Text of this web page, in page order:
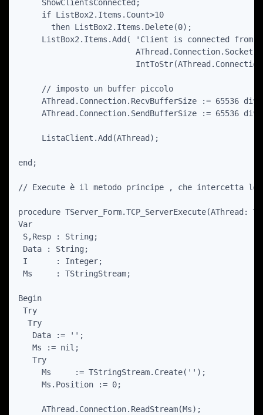
     ShowClientsConnected;
     if ListBox2.Items.Count>10
       then ListBox2.Items.Delete(0);
ListBox2.Items.Add( 'Client is connected from
     // imposto un buffer piccolo
AThread.Connection.RecvBufferSize := 65536 div
AThread.Connection.SendBufferSize := 65536 div
     ListaClient.Add(AThread);
end;
// Execute è il metodo principe , che intercetta le
procedure TServer_Form.TCP_ServerExecute(AThread:
Var
S,Resp : String;
Data : String;
I      : Integer;
Ms     : TStringStream;
Begin
Try
  Try
   Data := '';
   Ms := nil;
   Try
     Ms     := TStringStream.Create('');
     Ms.Position := 0;
     AThread.Connection.ReadStream(Ms);